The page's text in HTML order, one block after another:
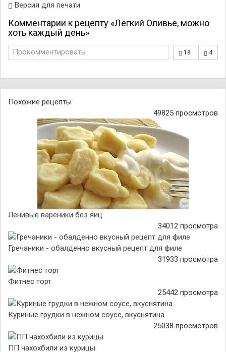
Версия для печати
Комментарии к рецепту «Лёгкий Оливье, можно
хоть каждый день»
18 4
Прокомментировать
Похожие рецепты
49825 просмотров
Ленивые вареники без яиц
34012 просмотра
Гречаники - обалденно вкусный рецепт для филе
31933 просмотра
Фитнес торт
25442 просмотра
Куриные грудки в нежном соусе, вкуснятина
25038 просмотров
ПП чахохбили из курицы